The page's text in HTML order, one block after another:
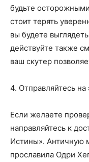
будьте
стоит терять
вы будете
действуйте также
ваш скутер
4. Отправляйтесь
Если желаете
направляйтесь к
Истины». Античную
прославила Одри